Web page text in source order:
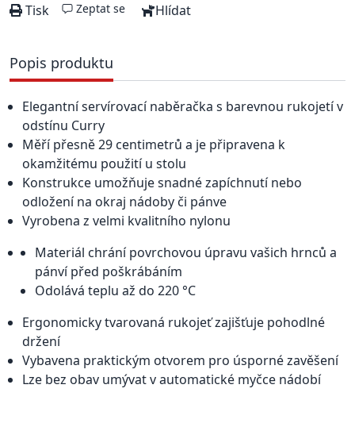
Tisk Zeptat se Hlídat
Popis produktu
Elegantní servírovací naběračka s barevnou rukojetí v
odstínu Curry
Měří přesně 29 centimetrů a je připravena k
okamžitému použití u stolu
Konstrukce umožňuje snadné zapíchnutí nebo
odložení na okraj nádoby či pánve
Vyrobena z velmi kvalitního nylonu
Materiál chrání povrchovou úpravu vašich hrnců a
pánví před poškrábáním
Odolává teplu až do 220 °C
Ergonomicky tvarovaná rukojeť zajišťuje pohodlné
držení
Vybavena praktickým otvorem pro úsporné zavěšení
Lze bez obav umývat v automatické myčce nádobí